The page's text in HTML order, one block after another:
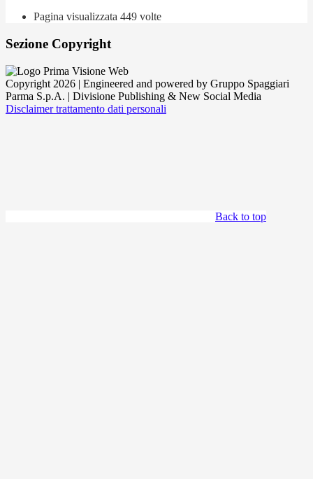
Pagina visualizzata 449 volte
Sezione Copyright
Copyright 2026 | Engineered and powered by Gruppo Spaggiari
Parma S.p.A. | Divisione Publishing & New Social Media
Disclaimer trattamento dati personali
Back to top